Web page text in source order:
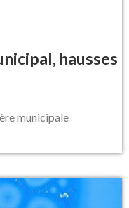
hausses
municipale